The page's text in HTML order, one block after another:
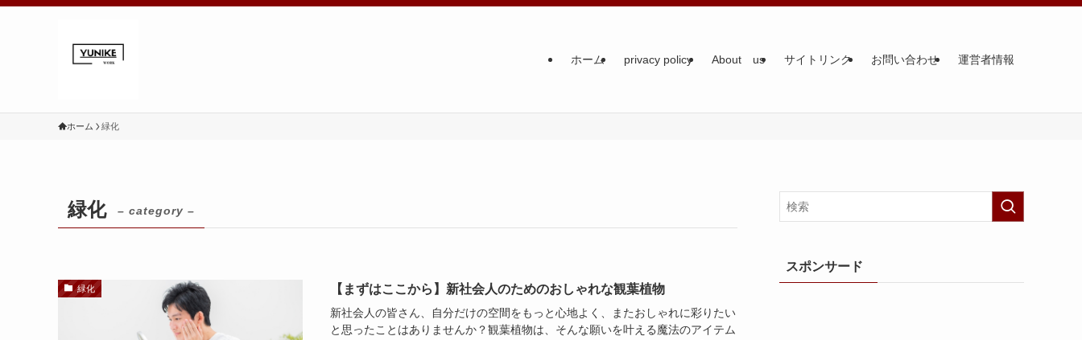
ホーム privacy policy About us サイトリンク お問い合わせ 運営者情報
ホーム 緑化
緑化 – category –
緑化 【まずはここから】新社会人のためのおしゃれな観葉植物
新社会人の皆さん、自分だけの空間をもっと心地よく、またおしゃれに彩りたい
と思ったことはありませんか？観葉植物は、そんな願いを叶える魔法のアイテム
スポンサード